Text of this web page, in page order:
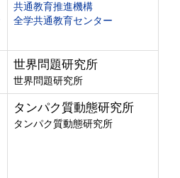
共通教育推進機構
全学共通教育センター
世界問題研究所
世界問題研究所
タンパク質動態研究所
タンパク質動態研究所